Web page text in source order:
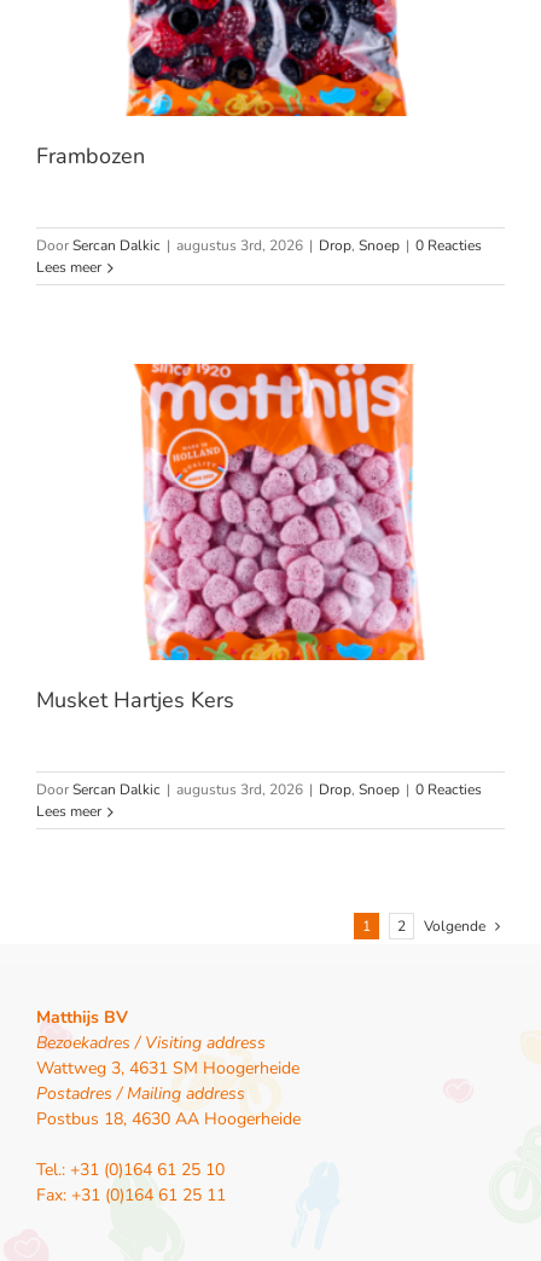
Frambozen
DoorSercan Dalkic | augustus 3rd, 2026 | Drop, Snoep | 0 Reacties
Lees meer
Musket Hartjes Kers
DoorSercan Dalkic | augustus 3rd, 2026 | Drop, Snoep | 0 Reacties
Lees meer
1 2 Volgende
Matthijs BV
Bezoekadres / Visiting address
Wattweg 3, 4631 SM Hoogerheide
Postadres / Mailing address
Postbus 18, 4630 AA Hoogerheide
Tel.: +31 (0)164 61 25 10
Fax: +31 (0)164 61 25 11